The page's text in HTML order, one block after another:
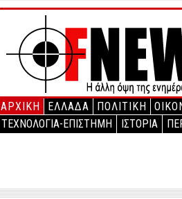
ΑΡΧΙΚΉ ΕΛΛΑΔΑ ΠΟΛΙΤΙΚΗ
ΤΕΧΝΟΛΟΓΙΑ-ΕΠΙΣΤΗΜΗ
ΙΣΤΟΡΙΑ